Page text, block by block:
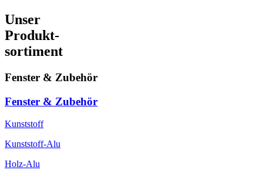
Unser
Produkt-
sortiment
Fenster & Zubehör
Fenster & Zubehör
Kunststoff
Kunststoff-Alu
Holz-Alu